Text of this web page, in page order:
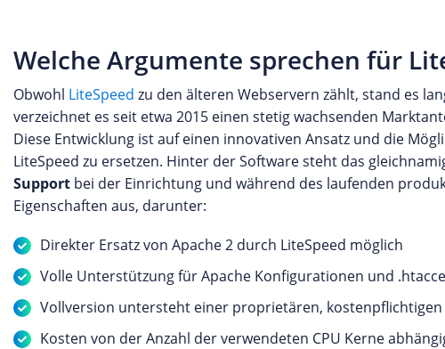
Welche Argumente sprechen für
Obwohl LiteSpeed zu den älteren Webservern zählt, stand es
verzeichnet es seit etwa 2015 einen stetig wachsenden
Diese Entwicklung ist auf einen innovativen Ansatz und die
LiteSpeed zu ersetzen. Hinter der Software steht das
Support bei der Einrichtung und während des laufenden
Eigenschaften aus, darunter:
Direkter Ersatz von Apache 2 durch LiteSpeed möglich
Volle Unterstützung für Apache Konfigurationen und
Vollversion untersteht einer proprietären, kostenpflichtigen
Kosten von der Anzahl der verwendeten CPU Kerne